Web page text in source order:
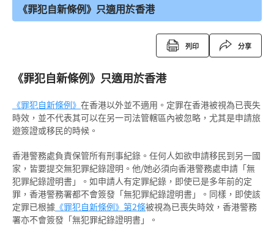
沒收
有條件或無條件釋放
針對家長或監護人的命令
警司警誡
刪除刑事案底
《罪犯自新條例》只適用於香港
列印 分享
《罪犯自新條例》只適用於香港
《罪犯自新條例》 在香港以外並不適用。定罪在香港被視為已喪失
時效，並不代表其可以在另一司法管轄區內被忽略，尤其是申請旅
遊簽證或移民的時候。
香港警務處負責保管所有刑事紀錄。任何人如欲申請移民到另一國
家，皆要提交無犯罪紀錄證明。他/她必須向香港警務處申請「無
犯罪紀錄證明書」。如申請人有定罪紀錄，即使已是多年前的定
罪，香港警務署都不會簽發「無犯罪紀錄證明書」。同樣，即使該
定罪已根據 《罪犯自新條例》 第2條被視為已喪失時效，香港警務
署亦不會簽發「無犯罪紀錄證明書」。